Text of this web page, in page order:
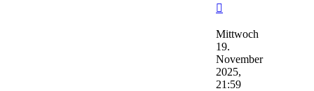
Beitrag
Mittwoch
19.
November
2025,
21:59